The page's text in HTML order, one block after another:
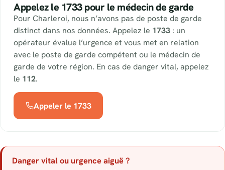
Appelez le 1733 pour le médecin de garde
Pour Charleroi, nous n’avons pas de poste de garde
distinct dans nos données. Appelez le 1733 : un
opérateur évalue l’urgence et vous met en relation
avec le poste de garde compétent ou le médecin de
garde de votre région. En cas de danger vital, appelez
le 112.
Appeler le 1733
Danger vital ou urgence aiguë ?